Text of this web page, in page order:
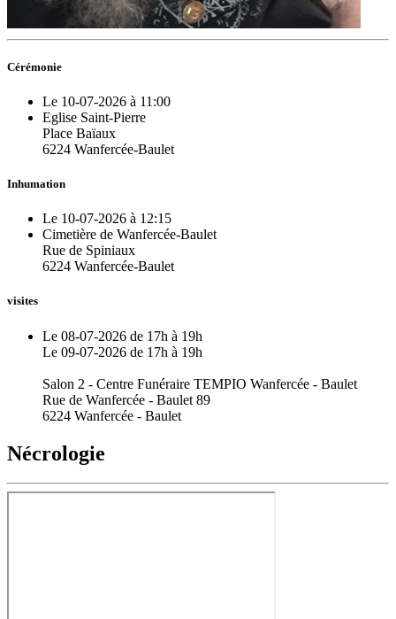
Cérémonie
Le 10-07-2026 à 11:00
Eglise Saint-Pierre
Place Baïaux
6224 Wanfercée-Baulet
Inhumation
Le 10-07-2026 à 12:15
Cimetière de Wanfercée-Baulet
Rue de Spiniaux
6224 Wanfercée-Baulet
visites
Le 08-07-2026 de 17h à 19h
Le 09-07-2026 de 17h à 19h
Salon 2 - Centre Funéraire TEMPIO Wanfercée - Baulet
Rue de Wanfercée - Baulet 89
6224 Wanfercée - Baulet
Nécrologie